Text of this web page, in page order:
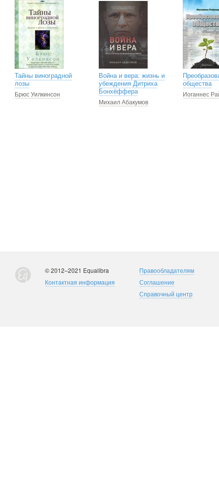
Тайны виноградной
лозы
Брюс Уилкинсон
Война и вера: жизнь и
убеждения Дитриха
Бонхёффера
Михаил Абакумов
общества
Иоганнес
© 2012–2021 Equalibra
Контактная информация
Правообладателям
Соглашение
Справочный центр